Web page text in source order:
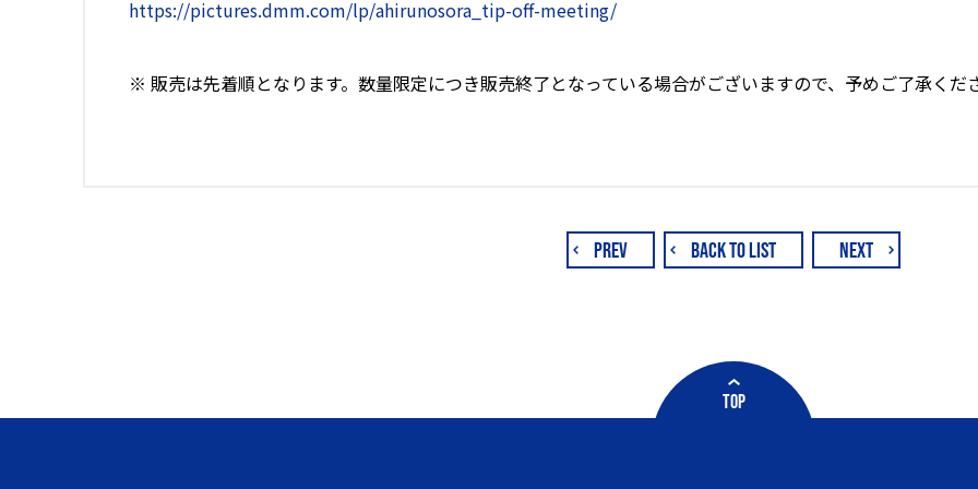
https://pictures.dmm.com/lp/ahirunosora_tip-off-meeting/
※ 販売は先着順となります。数量限定につき販売終了となっている場合がございますので、予めご了承くだ
PREV BACK TO LIST NEXT
TOP